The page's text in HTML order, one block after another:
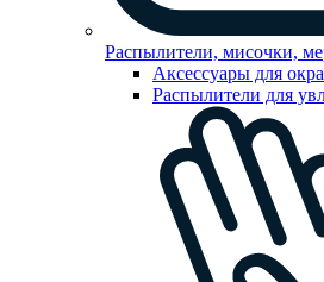
Распылители, мисочки,
Аксессуары для
Распылители для